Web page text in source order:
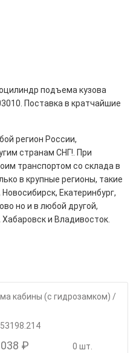
подъема кузова
Поставка в кратчайшие
регион России,
странам СНГ!. При
транспортом со склада в
в крупные регионы, такие
Екатеринбург,
но и в любой другой,
и Владивосток.
кабины (с гидрозамком) /
₽ 0 шт.